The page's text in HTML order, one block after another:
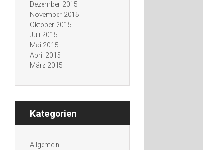
Dezember 2015
November 2015
Oktober 2015
Juli 2015
Mai 2015
April 2015
März 2015
Kategorien
Allgemein